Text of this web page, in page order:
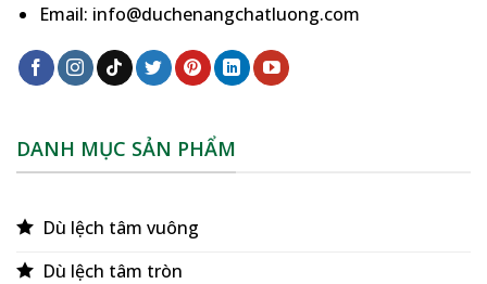
Email: info@duchenangchatluong.com
DANH MỤC SẢN PHẨM
Dù lệch tâm vuông
Dù lệch tâm tròn